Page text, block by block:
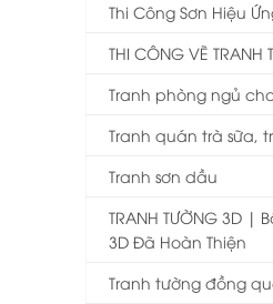
Thi Công Sơn Hiệu
THI CÔNG VẼ TRANH
Tranh phòng ngủ
Tranh quán trà sữa,
Tranh sơn dầu
TRANH TƯỜNG 3D |
3D Đã Hoàn Thiện
Tranh tường đồng